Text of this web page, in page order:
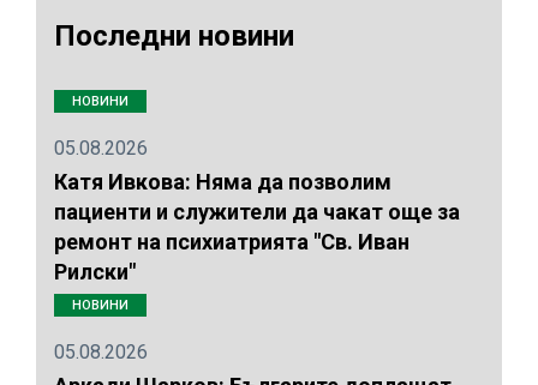
Последни новини
НОВИНИ
05.08.2026
Катя Ивкова: Няма да позволим
пациенти и служители да чакат още за
ремонт на психиатрията "Св. Иван
Рилски"
НОВИНИ
05.08.2026